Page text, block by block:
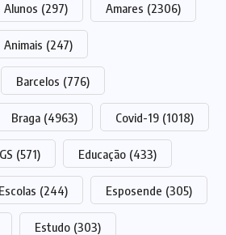
Alunos (297) Amares (2306)
Animais (247)
Barcelos (776)
Braga (4963) Covid-19 (1018)
(571) Educação (433)
Escolas (244) Esposende (305)
Estudo (303)